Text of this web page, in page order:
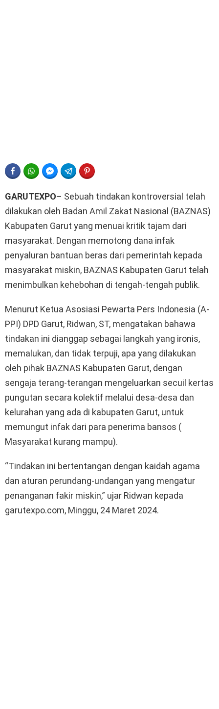
FACEBOOKWHATSAPPFACEBOOK MESSENGER
TELEGRAM
GARUTEXPO– Sebuah tindakan kontroversial telah
dilakukan oleh Badan Amil Zakat Nasional (BAZNAS)
Kabupaten Garut yang menuai kritik tajam dari
masyarakat. Dengan memotong dana infak
penyaluran bantuan beras dari pemerintah kepada
masyarakat miskin, BAZNAS Kabupaten Garut telah
menimbulkan kehebohan di tengah-tengah publik.
Menurut Ketua Asosiasi Pewarta Pers Indonesia (A-
PPI) DPD Garut, Ridwan, ST, mengatakan bahawa
tindakan ini dianggap sebagai langkah yang ironis,
memalukan, dan tidak terpuji, apa yang dilakukan
oleh pihak BAZNAS Kabupaten Garut, dengan
sengaja terang-terangan mengeluarkan secuil kertas
pungutan secara kolektif melalui desa-desa dan
kelurahan yang ada di kabupaten Garut, untuk
memungut infak dari para penerima bansos (
Masyarakat kurang mampu).
“Tindakan ini bertentangan dengan kaidah agama
dan aturan perundang-undangan yang mengatur
penanganan fakir miskin,” ujar Ridwan kepada
garutexpo.com, Minggu, 24 Maret 2024.